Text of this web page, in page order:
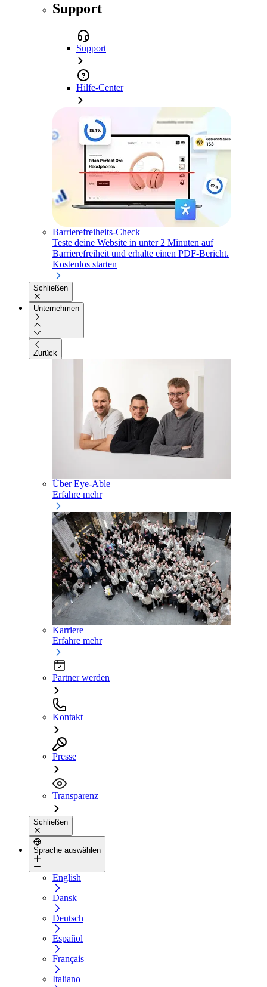
Support
Support
Hilfe-Center
Barrierefreiheits-Check
Teste deine Website in unter 2 Minuten auf
Barrierefreiheit und erhalte einen PDF-Bericht.
Kostenlos starten
Schließen
Unternehmen
Zurück
Über Eye-Able
Erfahre mehr
Karriere
Erfahre mehr
Partner werden
Kontakt
Presse
Transparenz
Schließen
Sprache auswählen
English
Dansk
Deutsch
Español
Français
Italiano